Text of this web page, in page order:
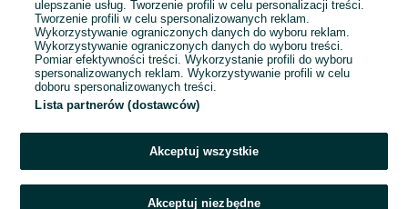
Odświeżono dzisiaj o 08:33
Strona główna Praca Montaż i serwis
KATEGORIA
ulepszanie usług. Tworzenie profili w celu personalizacji treści.
Tworzenie profili w celu spersonalizowanych reklam.
Wykorzystywanie ograniczonych danych do wyboru reklam.
Wykorzystywanie ograniczonych danych do wyboru treści.
Pomiar efektywności treści. Wykorzystanie profili do wyboru
spersonalizowanych reklam. Wykorzystywanie profili w celu
doboru spersonalizowanych treści.
Lista partnerów (dostawców)
Akceptuj wszystkie
Akceptuj niezbędne